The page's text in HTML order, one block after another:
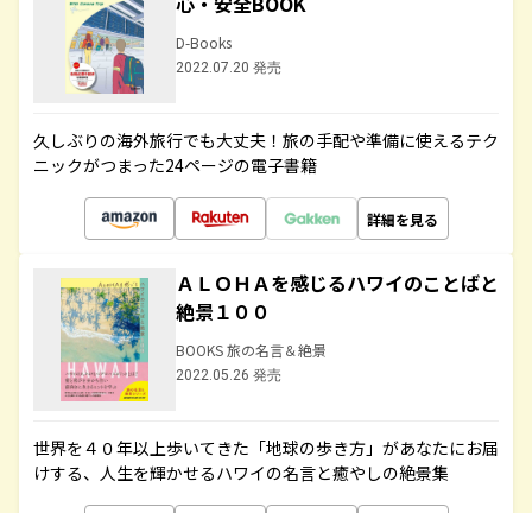
D-Books
2022.07.20 発売
久しぶりの海外旅行でも大丈夫！旅の手配や準備に使えるテク
ニックがつまった24ページの電子書籍
詳細を見る
ＡＬＯＨＡを感じるハワイのことばと
絶景１００
BOOKS 旅の名言＆絶景
2022.05.26 発売
世界を４０年以上歩いてきた「地球の歩き方」があなたにお届
けする、人生を輝かせるハワイの名言と癒やしの絶景集